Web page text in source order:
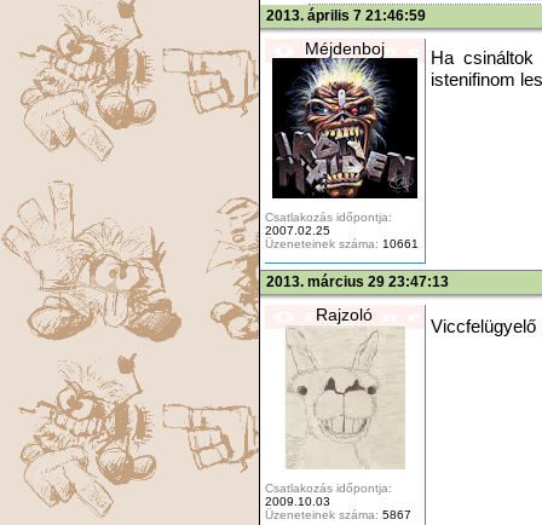
2013. április 7 21:46:59
Méjdenboj
Csatlakozás időpontja:
2007.02.25
Üzeneteinek száma: 10661
Ha csináltok
istenifinom
2013. március 29 23:47:13
Rajzoló
Csatlakozás időpontja:
2009.10.03
Üzeneteinek száma: 5867